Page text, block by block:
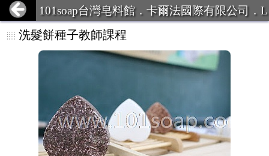
101soap台灣皂料館．卡爾法國際有限公司．L
INE ID:101Soap 客服專線:07-387
洗髮餅種子教師課程